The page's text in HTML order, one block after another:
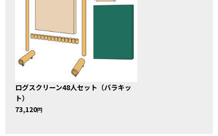
ログスクリーン48人セット（バラキッ
ト）
73,120円